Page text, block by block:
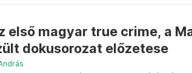
első magyar true crime, a
dokusorozat előzetese